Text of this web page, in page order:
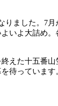
りました。7
いよ大詰め
えた十五番
待っています